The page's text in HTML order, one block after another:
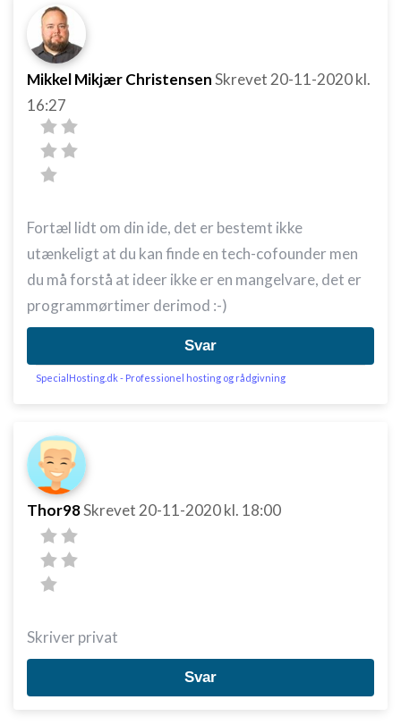
Mikkel Mikjær ChristensenSkrevet 20-11-2020kl.
16:27
Fortæl lidt om din ide, det er bestemt ikke
utænkeligt at du kan finde en tech-cofounder men
du må forstå at ideer ikke er en mangelvare, det er
programmørtimer derimod :-)
Svar
SpecialHosting.dk - Professionel hosting og rådgivning
Thor98Skrevet 20-11-2020kl. 18:00
Skriver privat
Svar